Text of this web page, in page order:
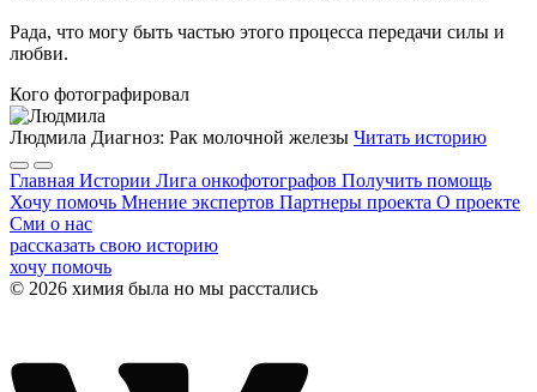
Рада, что могу быть частью этого процесса передачи силы и
любви.
Кого фотографировал
Людмила Диагноз: Рак молочной железы Читать историю
Главная Истории Лига онкофотографов Получить помощь
Хочу помочь Мнение экспертов Партнеры проекта О проекте
Сми о нас
рассказать свою историю
хочу помочь
© 2026 химия была но мы расстались